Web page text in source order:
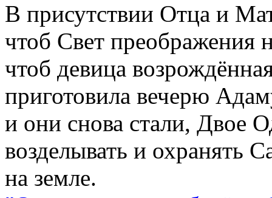
В присутствии Отца и
чтоб Свет преображения
чтоб девица
приготовила вечерю
и они снова стали, Двое
возделывать и охранять
на земле.